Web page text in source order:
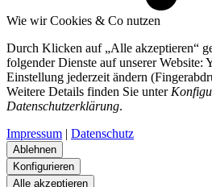
Wie wir Cookies & Co nutzen
Durch Klicken auf „Alle akzeptieren“
folgender Dienste auf unserer Website:
Einstellung jederzeit ändern
Weitere Details finden Sie unter
Datenschutzerklärung.
Impressum | Datenschutz
Ablehnen
Konfigurieren
Alle akzeptieren